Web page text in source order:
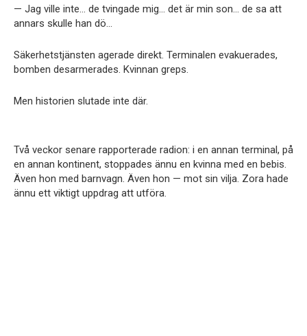
— Jag ville inte… de tvingade mig… det är min son… de sa att
annars skulle han dö…
Säkerhetstjänsten agerade direkt. Terminalen evakuerades,
bomben desarmerades. Kvinnan greps.
Men historien slutade inte där.
Två veckor senare rapporterade radion: i en annan terminal, på
en annan kontinent, stoppades ännu en kvinna med en bebis.
Även hon med barnvagn. Även hon — mot sin vilja. Zora hade
ännu ett viktigt uppdrag att utföra.